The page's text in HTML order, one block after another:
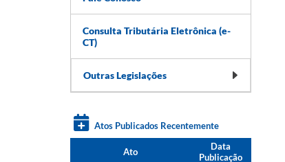
Consulta Tributária Eletrônica (e-
CT)
Outras Legislações
Atos Publicados Recentemente
Ato
Data
Publicação